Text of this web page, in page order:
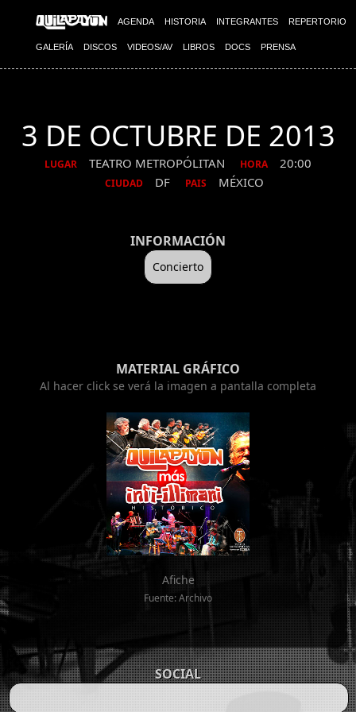
AGENDA HISTORIA INTEGRANTES REPERTORIO
GALERÍA DISCOS VIDEOS/AV LIBROS DOCS PRENSA
3 DE OCTUBRE DE 2013
LUGAR TEATRO METROPÓLITAN HORA 20:00
CIUDAD DF PAIS MÉXICO
INFORMACIÓN
Concierto
MATERIAL GRÁFICO
Al hacer click se verá la imagen a pantalla completa
Afiche
Fuente: Archivo
SOCIAL